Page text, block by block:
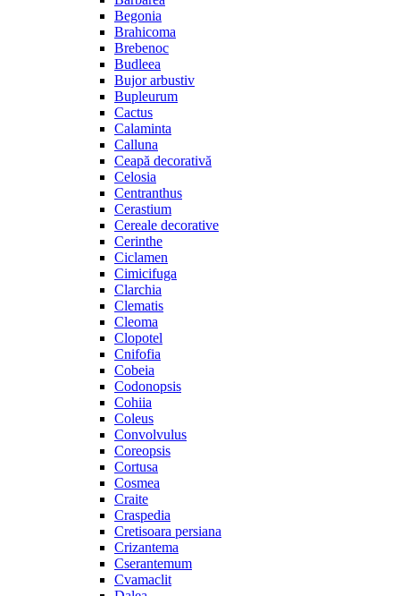
Begonia
Brahicoma
Brebenoc
Budleea
Bujor arbustiv
Bupleurum
Cactus
Calaminta
Calluna
Ceapă decorativă
Celosia
Centranthus
Cerastium
Cereale decorative
Cerinthe
Ciclamen
Cimicifuga
Clarchia
Clematis
Cleoma
Clopotel
Cnifofia
Cobeia
Codonopsis
Cohiia
Coleus
Convolvulus
Coreopsis
Cortusa
Cosmea
Craite
Craspedia
Cretisoara persiana
Crizantema
Cserantemum
Cvamaclit